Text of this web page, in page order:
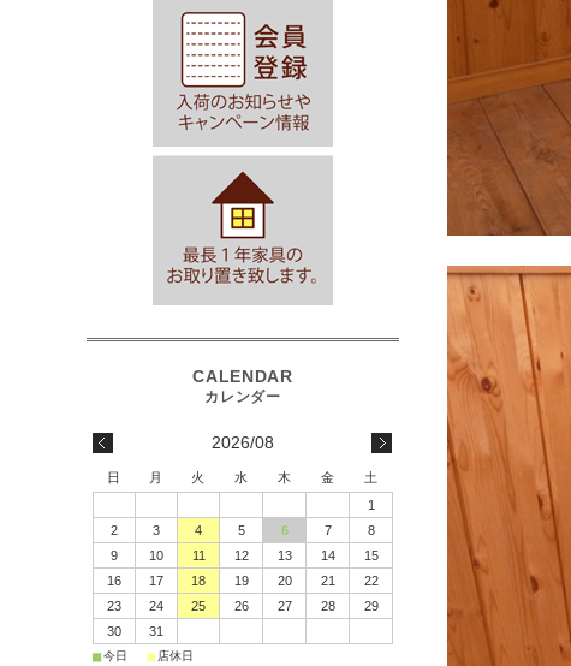
2026/08
日 月 火 水 木 金
土
1
2
3 4 5 6 7
8
9
10 11 12 13 14
15
16
17 18 19 20 21
22
23
24 25 26 27 28
29
30
31
■今日 ■ 店休日